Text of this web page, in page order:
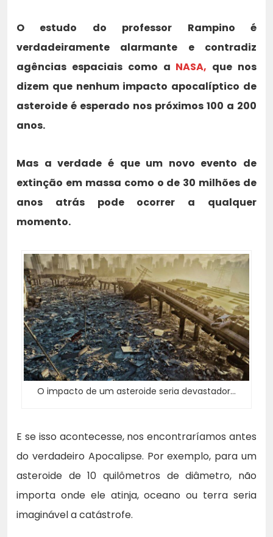
O estudo do professor Rampino é
verdadeiramente alarmante e contradiz
agências espaciais como a NASA, que nos
dizem que nenhum impacto apocalíptico de
asteroide é esperado nos próximos 100 a 200
anos.
Mas a verdade é que um novo evento de
extinção em massa como o de 30 milhões de
anos atrás pode ocorrer a qualquer
momento.
O impacto de um asteroide seria devastador…
E se isso acontecesse, nos encontraríamos antes
do verdadeiro Apocalipse. Por exemplo, para um
asteroide de 10 quilômetros de diâmetro, não
importa onde ele atinja, oceano ou terra seria
imaginável a catástrofe.